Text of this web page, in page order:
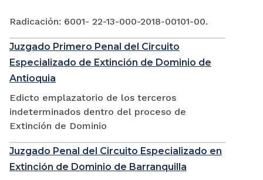
Radicación: 6001- 22-13-000-2018-00101-00.
Juzgado Primero Penal del Circuito
Especializado de Extinción de Dominio de
Antioquia
Edicto emplazatorio de los terceros
indeterminados dentro del proceso de
Extinción de Dominio
Juzgado Penal del Circuito Especializado en
Extinción de Dominio de Barranquilla